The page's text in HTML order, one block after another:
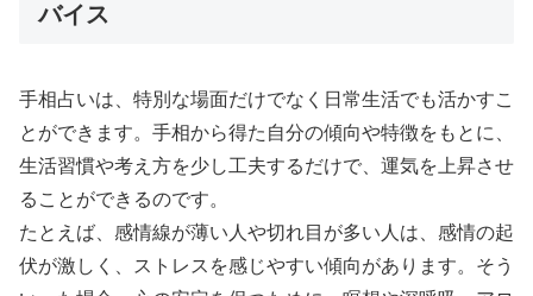
バイス
手相占いは、特別な場面だけでなく日常生活でも活かすこ
とができます。手相から得た自分の傾向や特徴をもとに、
生活習慣や考え方を少し工夫するだけで、運気を上昇させ
ることができるのです。
たとえば、感情線が薄い人や切れ目が多い人は、感情の起
伏が激しく、ストレスを感じやすい傾向があります。そう